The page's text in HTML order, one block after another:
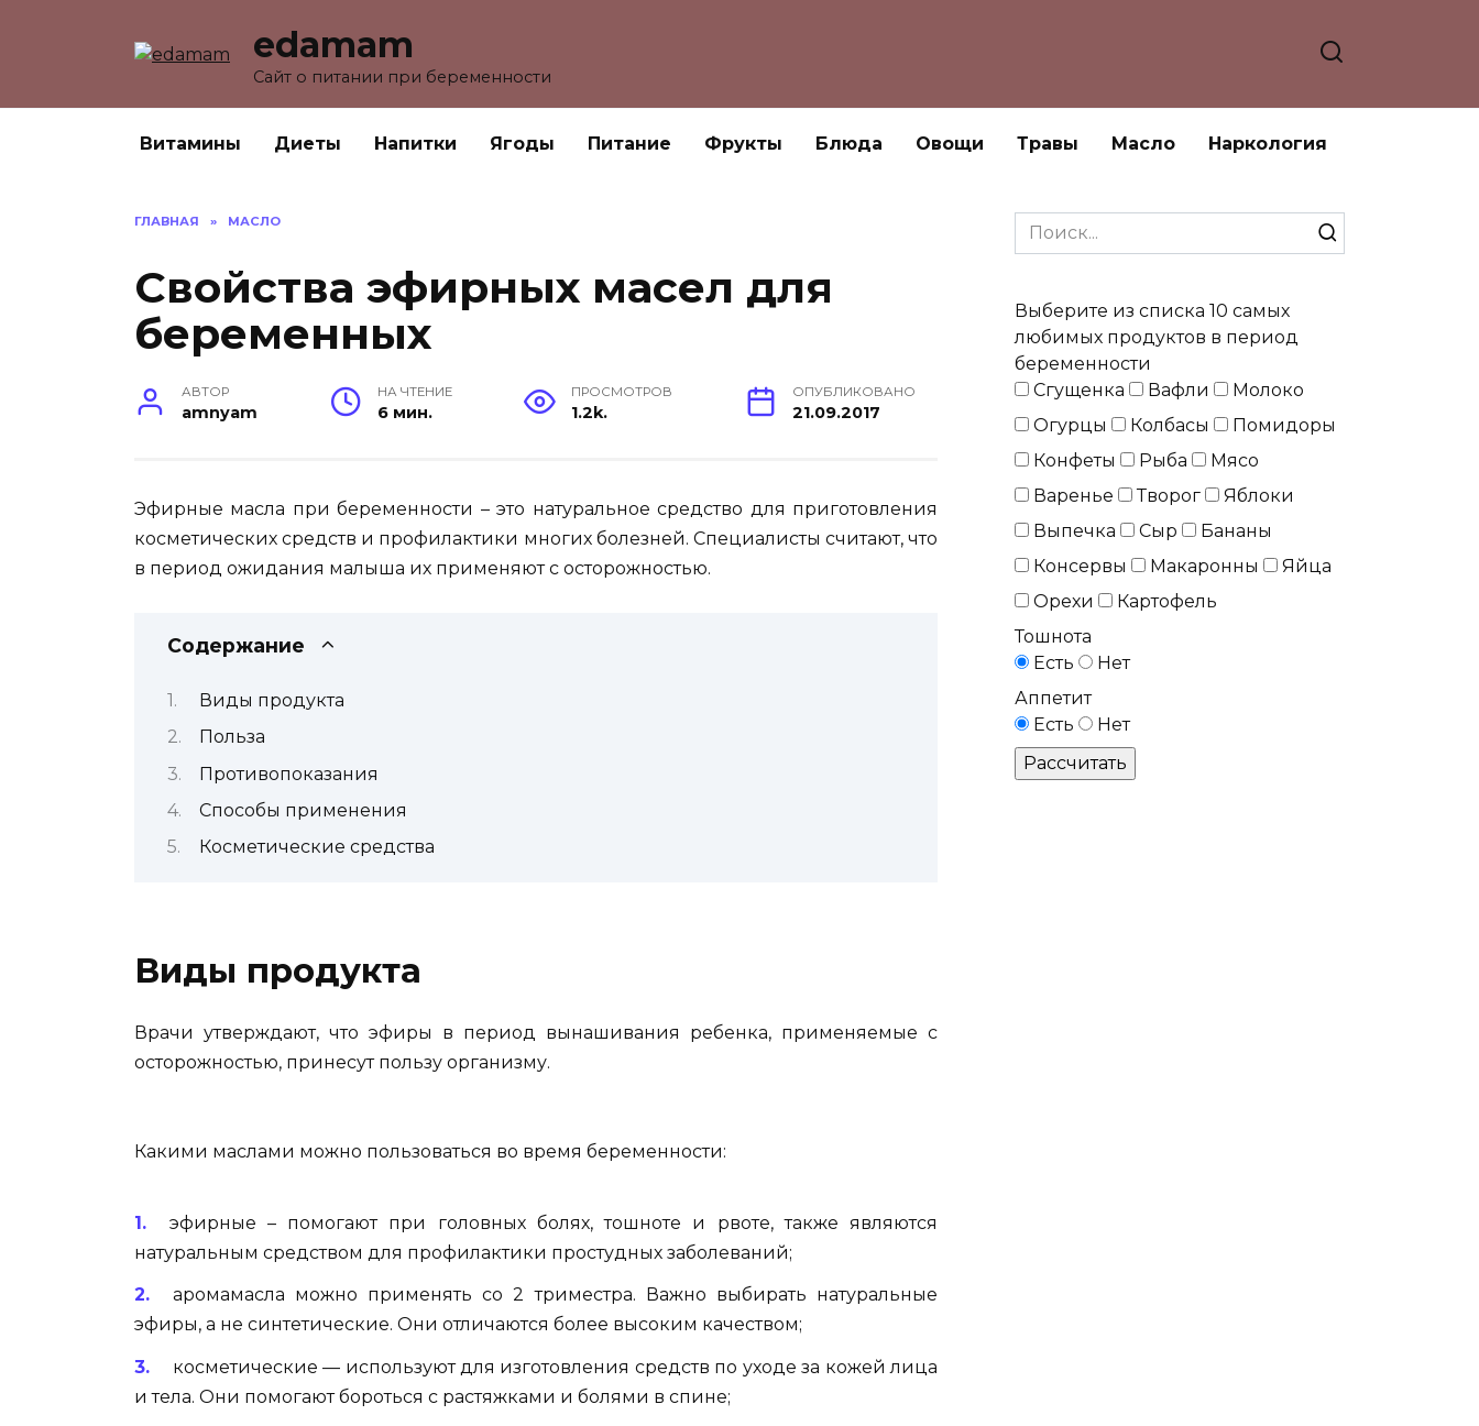
edamam
Сайт о питании при беременности
Витамины Диеты Напитки Ягоды Питание Фрукты Блюда Овощи Травы Масло Наркология
ГЛАВНАЯ » МАСЛО
Свойства эфирных масел для
беременных
АВТОР
amnyam
НА ЧТЕНИЕ
6 мин.
ПРОСМОТРОВ
1.2k.
ОПУБЛИКОВАНО
21.09.2017
Эфирные масла при беременности – это натуральное средство для приготовления
косметических средств и профилактики многих болезней. Специалисты считают, что
в период ожидания малыша их применяют с осторожностью.
Содержание
Виды продукта
Польза
Противопоказания
Способы применения
Косметические средства
Виды продукта
Врачи утверждают, что эфиры в период вынашивания ребенка, применяемые с
осторожностью, принесут пользу организму.
Какими маслами можно пользоваться во время беременности:
эфирные – помогают при головных болях, тошноте и рвоте, также являются
натуральным средством для профилактики простудных заболеваний;
аромамасла можно применять со 2 триместра. Важно выбирать натуральные
эфиры, а не синтетические. Они отличаются более высоким качеством;
косметические — используют для изготовления средств по уходе за кожей лица
и тела. Они помогают бороться с растяжками и болями в спине;
Search
for:
Выберите из списка 10 самых
любимых продуктов в период
беременности
Сгущенка
Вафли
Молоко
Огурцы
Колбасы
Помидоры
Конфеты
Рыба
Мясо
Варенье
Творог
Яблоки
Выпечка
Сыр
Бананы
Консервы
Макаронны
Яйца
Орехи
Картофель
Тошнота
Есть
Нет
Аппетит
Есть
Нет